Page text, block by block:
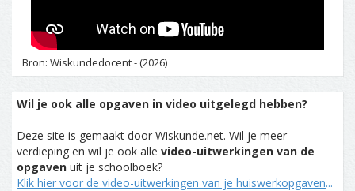
Bron: Wiskundedocent - (2026)
Wil je ook alle opgaven in video uitgelegd hebben?
Deze site is gemaakt door Wiskunde.net. Wil je meer
verdieping en wil je ook alle video-uitwerkingen van de
opgaven uit je schoolboek?
Klik hier voor de video-uitwerkingen van je huiswerkopgaven...